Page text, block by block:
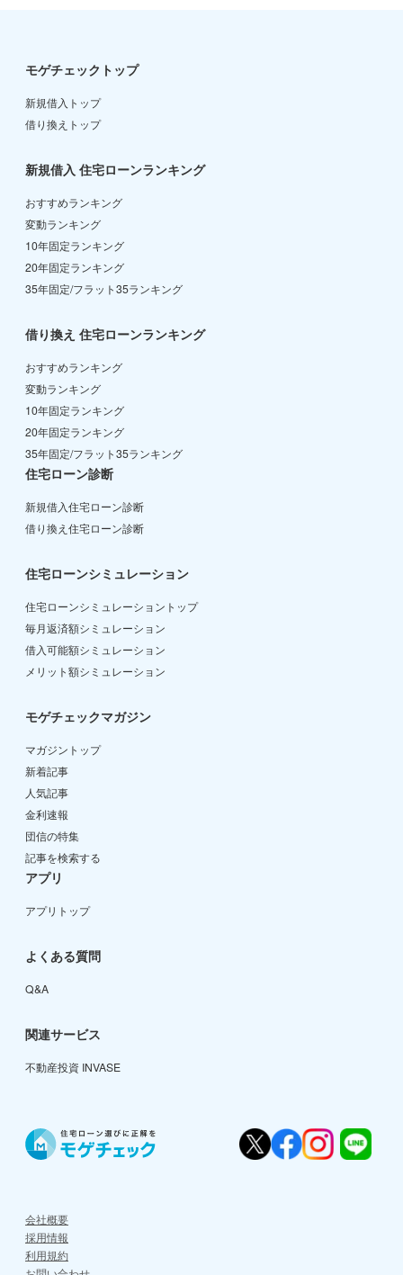
モゲチェックトップ
新規借入トップ
借り換えトップ
新規借入 住宅ローンランキング
おすすめランキング
変動ランキング
10年固定ランキング
20年固定ランキング
35年固定/フラット35ランキング
借り換え 住宅ローンランキング
おすすめランキング
変動ランキング
10年固定ランキング
20年固定ランキング
35年固定/フラット35ランキング
住宅ローン診断
新規借入住宅ローン診断
借り換え住宅ローン診断
住宅ローンシミュレーション
住宅ローンシミュレーショントップ
毎月返済額シミュレーション
借入可能額シミュレーション
メリット額シミュレーション
モゲチェックマガジン
マガジントップ
新着記事
人気記事
金利速報
団信の特集
記事を検索する
アプリ
アプリトップ
よくある質問
Q&A
関連サービス
不動産投資 INVASE
会社概要
採用情報
利用規約